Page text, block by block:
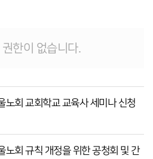
한이 없습니다.
회 교회학교 교육사 세미나 신청
회 규칙 개정을 위한 공청회 및 간